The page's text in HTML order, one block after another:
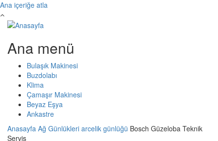
Ana içeriğe atla
Ana menü
Bulaşık Makinesi
Buzdolabı
Klima
Çamaşır Makinesi
Beyaz Eşya
Ankastre
Anasayfa Ağ Günlükleri arcelik günlüğü Bosch Güzeloba Teknik
Servis